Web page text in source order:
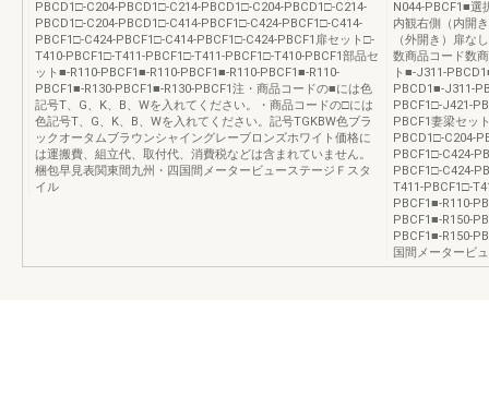
PBCD1□-C204-PBCD1□-C214-PBCD1□-C204-PBCD1□-C214-
PBCD1□-C204-PBCD1□-C414-PBCF1□-C424-PBCF1□-C414-
PBCF1□-C424-PBCF1□-C414-PBCF1□-C424-PBCF1扉セット□-
T410-PBCF1□-T411-PBCF1□-T411-PBCF1□-T410-PBCF1部品セ
ット■-R110-PBCF1■-R110-PBCF1■-R110-PBCF1■-R110-
PBCF1■-R130-PBCF1■-R130-PBCF1注・商品コードの■には色
記号T、G、K、B、Wを入れてください。・商品コードの□には
色記号T、G、K、B、Wを入れてください。記号TGKBW色ブラ
ックオータムブラウンシャイングレーブロンズホワイト価格に
は運搬費、組立代、取付代、消費税などは含まれていません。
梱包早見表関東間九州・四国間メータービューステージＦスタ
イル
N044-PBCF1■選
内観右側（内開
（外開き）扉な
数商品コード数
ト■-J311-
PBCD1■-J311-
PBCF1□-J421-
PBCF1妻梁セッ
PBCD1□-C204-
PBCF1□-C424-
PBCF1□-C424-
T411-PBCF1□-
PBCF1■-R110-
PBCF1■-R150-
PBCF1■-R150-
国間メータービ